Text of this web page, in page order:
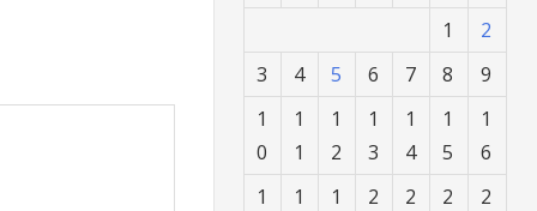
1
2
3
4 5 6 7 8
9
1
0
1
1
1
2
1
3
1
4
1
5
1
6
1
1
1
2
2
2
2